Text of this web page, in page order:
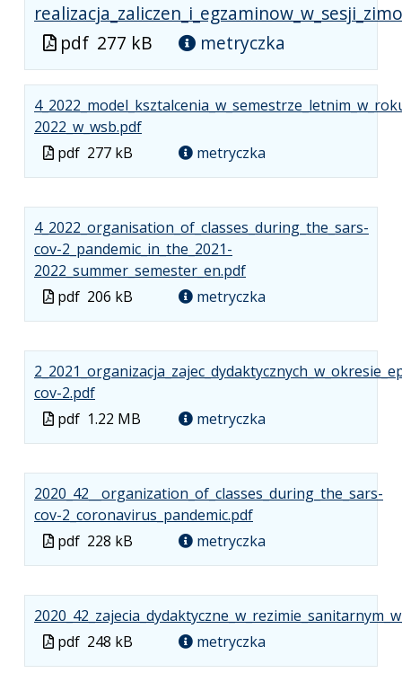
Plik
w
formacie
pdf 277 kB metryczka
2022_w_wsb.pdf.
pdf
.
Rozmiar
kB
.
Otwiera
nowej
karcie.
Plik
w
pdf 277 kB metryczka
4_2022_organisation_of_classes_during_the_sars-
cov-2_pandemic_in_the_2021-
2022_summer_semester_en.pdf.
Plik
pdf
.
Rozmiar
kB
.
Otwiera
nowej
karcie.
Plik
w
pdf 206 kB metryczka
cov-2.pdf.
Plik
pdf
.
Rozmiar
MB
.
Otwiera
nowej
karcie.
Plik
w
pdf 1.22 MB metryczka
2020_42__organization_of_classes_during_the_sars-
cov-2_coronavirus_pandemic.pdf.
Plik
pdf
.
Rozmiar
kB
.
Otwiera
nowej
karcie.
Plik
w
pdf 228 kB metryczka
Plik
w
pdf 248 kB metryczka